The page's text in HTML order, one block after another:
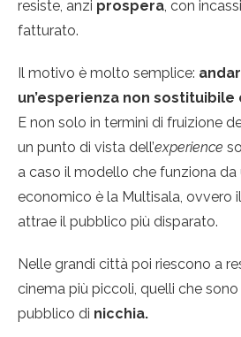
resiste, anzi prospera, con
fatturato.
Il motivo è molto semplice:
un’esperienza non sostituibile
E non solo in termini di fruizione
un punto di vista dell’experience
a caso il modello che funziona
economico è la Multisala, ovvero
attrae il pubblico più disparato.
Nelle grandi città poi riescono a
cinema più piccoli, quelli che
pubblico di nicchia.